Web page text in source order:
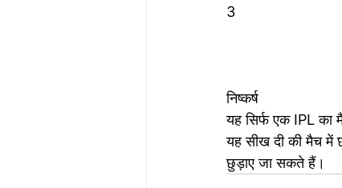
3
निष्कर्ष
यह सिर्फ एक IPL का
यह सीख दी की मैच में
छुड़ाए जा सकते हैं।